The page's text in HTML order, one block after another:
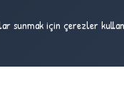
Kullanım Şartları
sunmak için çerezler